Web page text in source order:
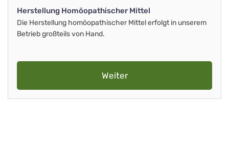
Herstellung Homöopathischer Mittel
Die Herstellung homöopathischer Mittel erfolgt in unserem
Betrieb großteils von Hand.
Weiter